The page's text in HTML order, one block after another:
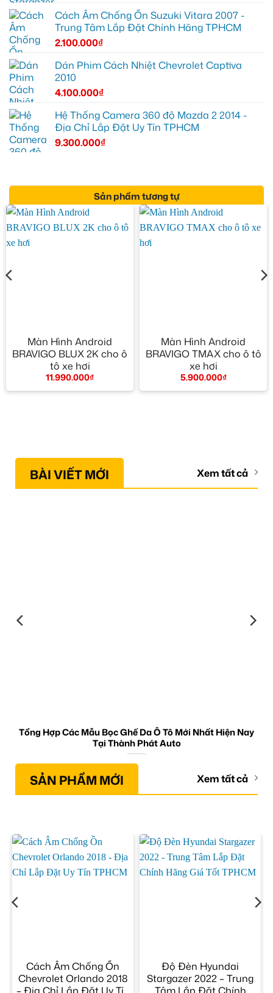
Cách Âm Chống Ồn Suzuki Vitara 2007 -
Trung Tâm Lắp Đặt Chính Hãng TPHCM
2.100.000₫
Dán Phim Cách Nhiệt Chevrolet Captiva
2010
4.100.000₫
Hệ Thống Camera 360 độ Mazda 2 2014 -
Địa Chỉ Lắp Đặt Uy Tín TPHCM
9.300.000₫
Sản phẩm tương tự
Màn Hình Android
BRAVIGO BLUX 2K cho ô
tô xe hơi
11.990.000₫
Màn Hình Android
BRAVIGO TMAX cho ô tô
xe hơi
5.900.000₫
BÀI VIẾT MỚI Xem tất cả
Tổng Hợp Các Mẫu Bọc Ghế Da Ô Tô Mới Nhất Hiện Nay
Tại Thành Phát Auto
SẢN PHẨM MỚI Xem tất cả
Cách Âm Chống Ồn
Chevrolet Orlando 2018
Độ Đèn Hyundai
Stargazer 2022 – Trung